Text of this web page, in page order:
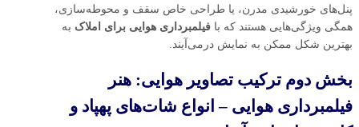
پنل‌های خورشیدی مدرن، یا طراحی خاص سقف و محوطه‌سازی،
همگی ویژگی‌هایی هستند که با فیلمبرداری هوایی برای املاک به
بهترین شکل ممکن به نمایش درمی‌آیند.
بخش دوم ترکیب تصاویر هوایی: هنر
فیلمبرداری هوایی – انواع شات‌های پهپاد و